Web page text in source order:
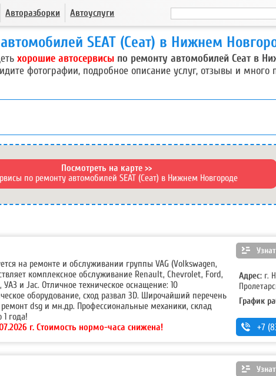
Авторазборки Автоуслуги
SEAT (Сеат) в Нижнем
хорошие автосервисыпо ремонту автомобилей Сеат в
фотографии, подробное описание услуг, отзывы и
Посмотреть на карте >>
по ремонту автомобилей SEAT (Сеат) в Нижнем Новгороде
на ремонте и обслуживании группы VAG (Volkswagen,
комплексное обслуживание Renault, Chevrolet, Ford,
и Jac. Отличное техническое оснащение: 10
оборудование, сход развал 3D. Широчайший перечень
dsg и мн.др. Профессиональные механики, склад
года!
г. Cтоимость нормо-часа снижена!
Адрес: г.
График